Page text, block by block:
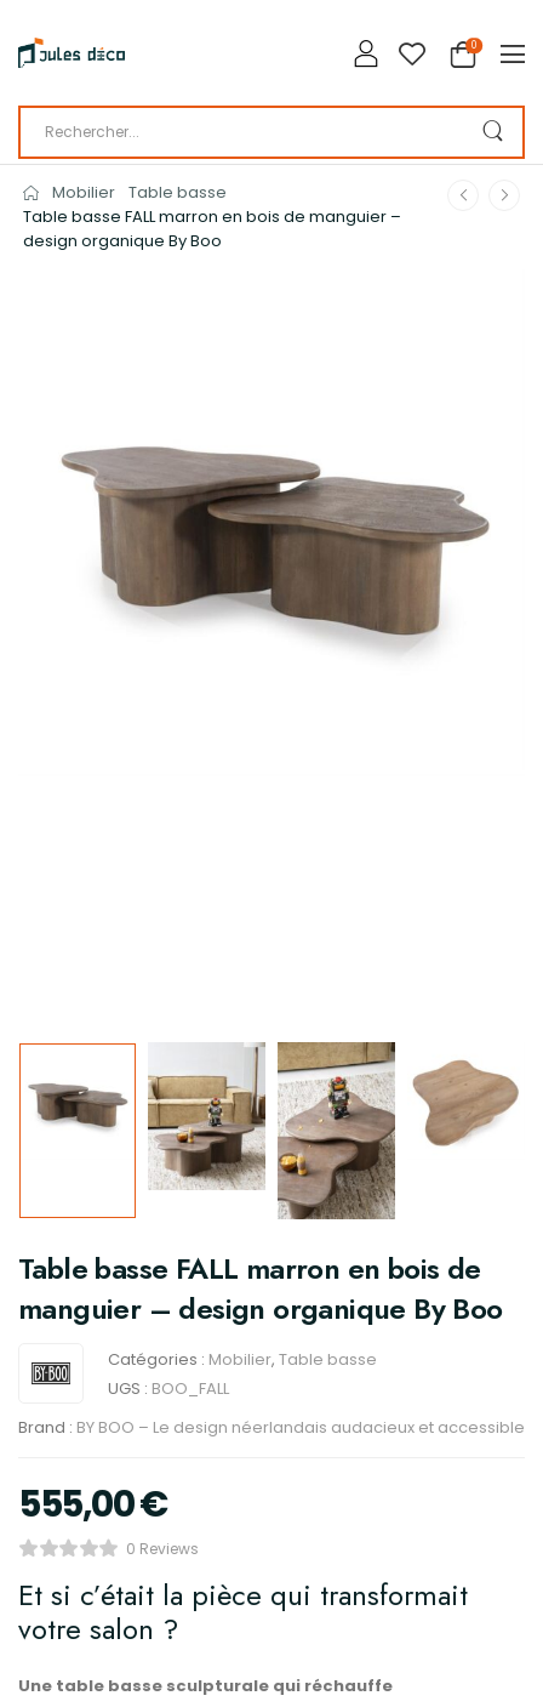
0
Mobilier Table basse
Table basse FALL marron en bois de manguier –
design organique By Boo
Table basse FALL marron en bois de
manguier – design organique By Boo
Catégories : Mobilier, Table basse
UGS : BOO_FALL
Brand : BY BOO – Le design néerlandais audacieux et accessible
555,00€
0 Reviews
Et si c’était la pièce qui transformait
votre salon ?
Une table basse sculpturale qui réchauffe